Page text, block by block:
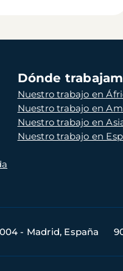
Dónde
Nuestro trabajo en
Nuestro trabajo en
Nuestro trabajo en
Nuestro trabajo en
- Madrid, España